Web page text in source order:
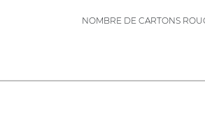
NOMBRE DE CARTONS